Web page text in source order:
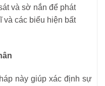
và sờ nắn để phát
và các biểu hiện bất
này giúp xác định sự